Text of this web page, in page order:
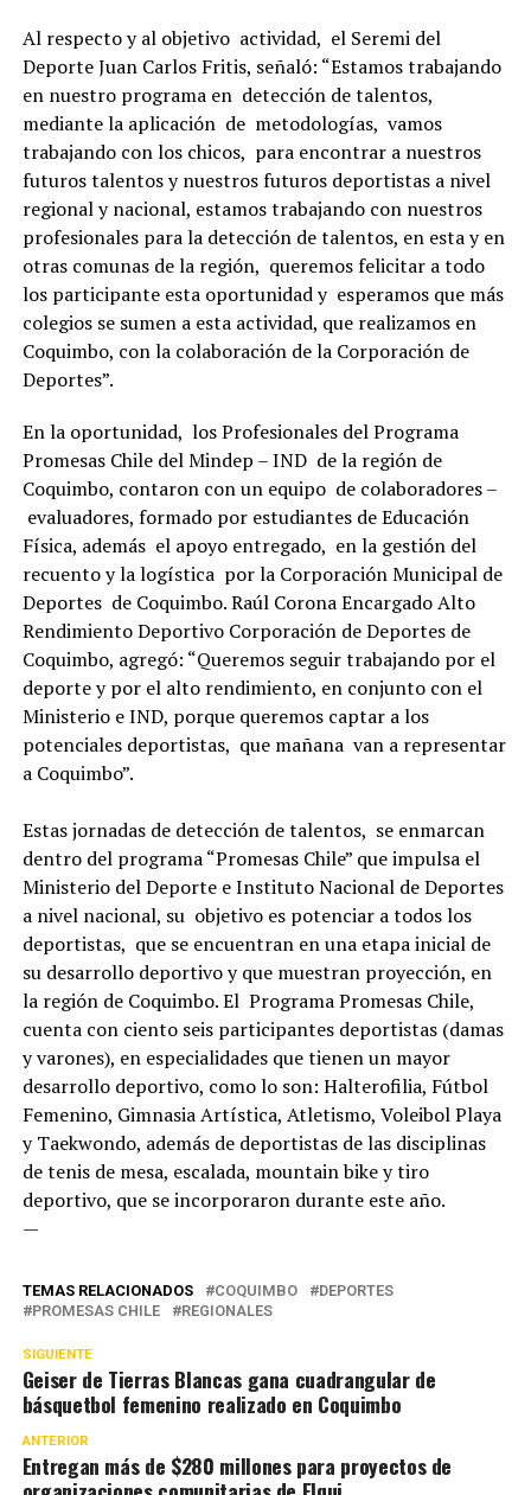
Al respecto y al objetivo actividad, el Seremi del
Deporte Juan Carlos Fritis, señaló: “Estamos trabajando
en nuestro programa en detección de talentos,
mediante la aplicación de metodologías, vamos
trabajando con los chicos, para encontrar a nuestros
futuros talentos y nuestros futuros deportistas a nivel
regional y nacional, estamos trabajando con nuestros
profesionales para la detección de talentos, en esta y en
otras comunas de la región, queremos felicitar a todo
los participante esta oportunidad y esperamos que más
colegios se sumen a esta actividad, que realizamos en
Coquimbo, con la colaboración de la Corporación de
Deportes”.
En la oportunidad, los Profesionales del Programa
Promesas Chile del Mindep – IND de la región de
Coquimbo, contaron con un equipo de colaboradores –
evaluadores, formado por estudiantes de Educación
Física, además el apoyo entregado, en la gestión del
recuento y la logística por la Corporación Municipal de
Deportes de Coquimbo. Raúl Corona Encargado Alto
Rendimiento Deportivo Corporación de Deportes de
Coquimbo, agregó: “Queremos seguir trabajando por el
deporte y por el alto rendimiento, en conjunto con el
Ministerio e IND, porque queremos captar a los
potenciales deportistas, que mañana van a representar
a Coquimbo”.
Estas jornadas de detección de talentos, se enmarcan
dentro del programa “Promesas Chile” que impulsa el
Ministerio del Deporte e Instituto Nacional de Deportes
a nivel nacional, su objetivo es potenciar a todos los
deportistas, que se encuentran en una etapa inicial de
su desarrollo deportivo y que muestran proyección, en
la región de Coquimbo. El Programa Promesas Chile,
cuenta con ciento seis participantes deportistas (damas
y varones), en especialidades que tienen un mayor
desarrollo deportivo, como lo son: Halterofilia, Fútbol
Femenino, Gimnasia Artística, Atletismo, Voleibol Playa
y Taekwondo, además de deportistas de las disciplinas
de tenis de mesa, escalada, mountain bike y tiro
deportivo, que se incorporaron durante este año.
—
TEMAS RELACIONADOS COQUIMBO
DEPORTES
PROMESAS CHILE
REGIONALES
SIGUIENTE
Geiser de Tierras Blancas gana cuadrangular de
básquetbol femenino realizado en Coquimbo
ANTERIOR
Entregan más de $280 millones para proyectos de